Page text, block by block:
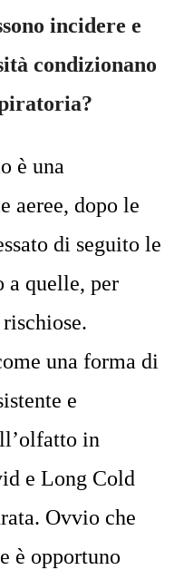
incidere e
condizionano
è una
aeree, dopo le
di seguito le
a quelle, per
una forma di
e
in
e Long Cold
Ovvio che
è opportuno